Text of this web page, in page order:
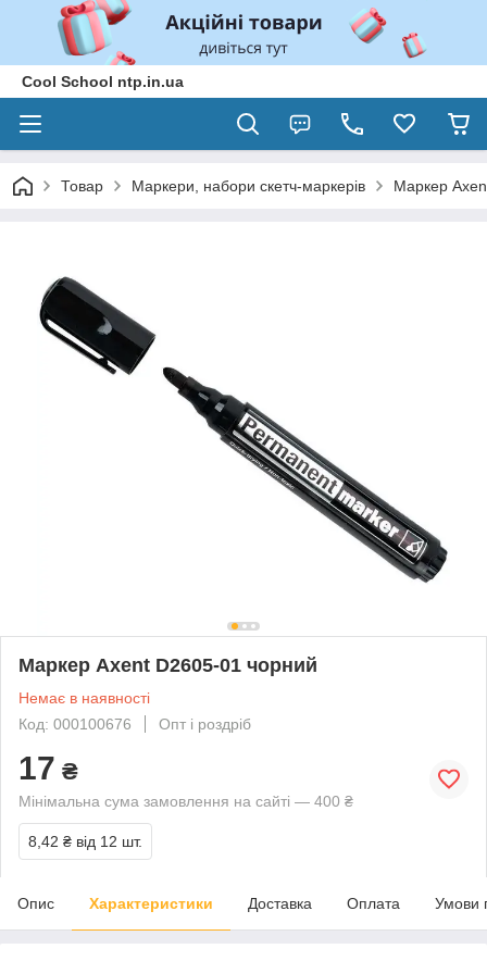
Cool School ntp.in.ua
Товар Маркери, набори скетч-маркерів Маркер
Маркер Axent D2605-01 чорний
Немає в наявності
Код: 000100676
Опт і роздріб
17 ₴
Мінімальна сума замовлення на сайті — 400 ₴
8,42 ₴ від 12 шт.
Опис Характеристики Доставка Оплата Умови